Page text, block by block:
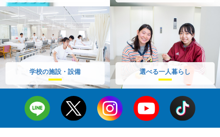
学校の施設・設備 選べる一人暮らし